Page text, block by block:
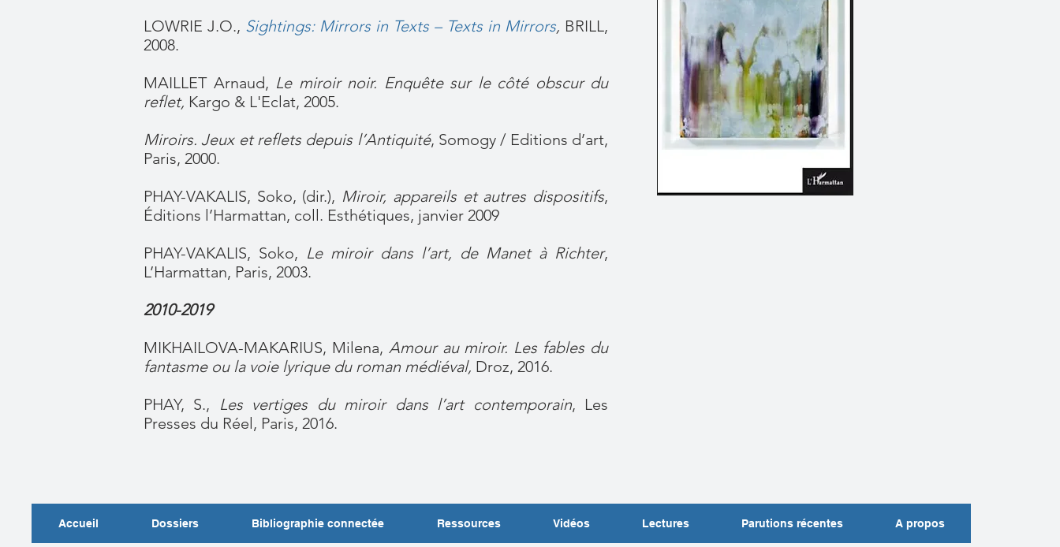
LOWRIE J.O., Sightings: Mirrors in Texts – Texts in Mirrors, BRILL,
2008.
MAILLET Arnaud, Le miroir noir. Enquête sur le côté obscur du
reflet, Kargo & L'Eclat, 2005.
Miroirs. Jeux et reflets depuis l’Antiquité, Somogy / Editions d’art,
Paris, 2000.
PHAY-VAKALIS, Soko, (dir.), Miroir, appareils et autres dispositifs,
Éditions l’Harmattan, coll. Esthétiques, janvier 2009
PHAY-VAKALIS, Soko, Le miroir dans l’art, de Manet à Richter,
L’Harmattan, Paris, 2003.
2010-2019
MIKHAILOVA-MAKARIUS, Milena, Amour au miroir. Les fables du
fantasme ou la voie lyrique du roman médiéval, Droz, 2016.
PHAY, S., Les vertiges du miroir dans l’art contemporain, Les
Presses du Réel, Paris, 2016.
Accueil Dossiers Bibliographie connectée Ressources Vidéos Lectures Parutions récentes A propos